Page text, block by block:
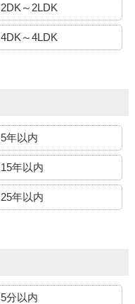
2DK～2LDK
4DK～4LDK
5年以内
15年以内
25年以内
5分以内